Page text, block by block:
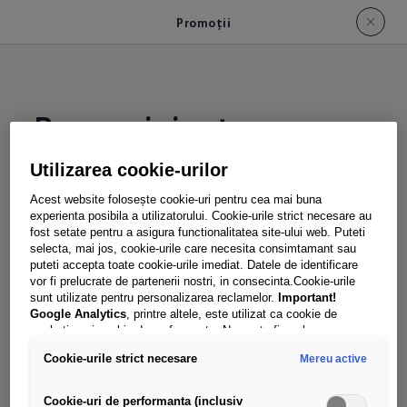
Promoții
Bonusuri și extra
garanție
Dacă alegi acum un nou model Crafter, te poți
bucura de bonusuri atractive și o garanție
extinsă.
5 ani garanție
preț pe siguranță, la achiziționarea unui nou
Utilizarea cookie-urilor
Acest website folosește cookie-uri pentru cea mai buna
experienta posibila a utilizatorului. Cookie-urile strict necesare au
fost setate pentru a asigura functionalitatea site-ului web. Puteti
selecta, mai jos, cookie-urile care necesita consimtamant sau
puteti accepta toate cookie-urile imediat. Datele de identificare
vor fi prelucrate de partenerii nostri, in consecinta.Cookie-urile
sunt utilizate pentru personalizarea reclamelor.
Important!
Google Analytics, printre altele, este utilizat ca cookie de
marketing și cookie de performanta. Nu poate fi exclus ca
Aceasta tara are un nivel mai scazut de protectie a datelor decat
de securitate din SUA sa obtina acces la date datorita legislatiei
Cookie-urile strict necesare Mereu active
Cookie-uri de performanta (inclusiv